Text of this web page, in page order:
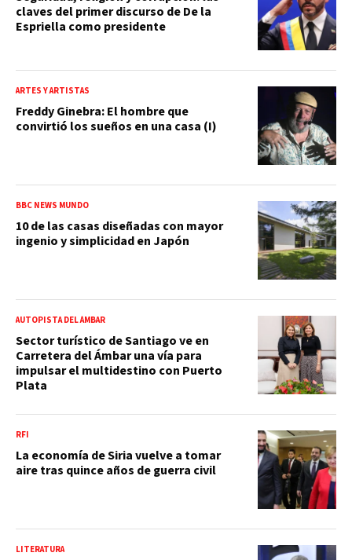
claves del primer discurso de De la
Espriella como presidente
ARTES Y ARTISTAS
Freddy Ginebra: El hombre que
convirtió los sueños en una casa (I)
BBC NEWS MUNDO
10 de las casas diseñadas con mayor
ingenio y simplicidad en Japón
AUTOPISTA DEL ÁMBAR
Sector turístico de Santiago ve en
Carretera del Ámbar una vía para
impulsar el multidestino con Puerto
Plata
RFI
La economía de Siria vuelve a tomar
aire tras quince años de guerra civil
LITERATURA